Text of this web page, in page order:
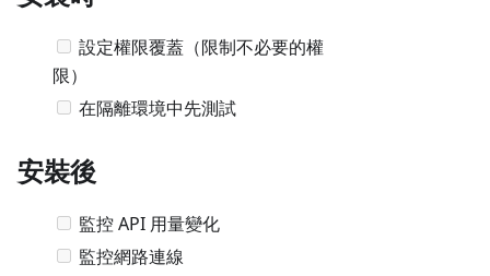
設定權限覆蓋（限制不必要的權
限）
在隔離環境中先測試
安裝後
監控 API 用量變化
監控網路連線